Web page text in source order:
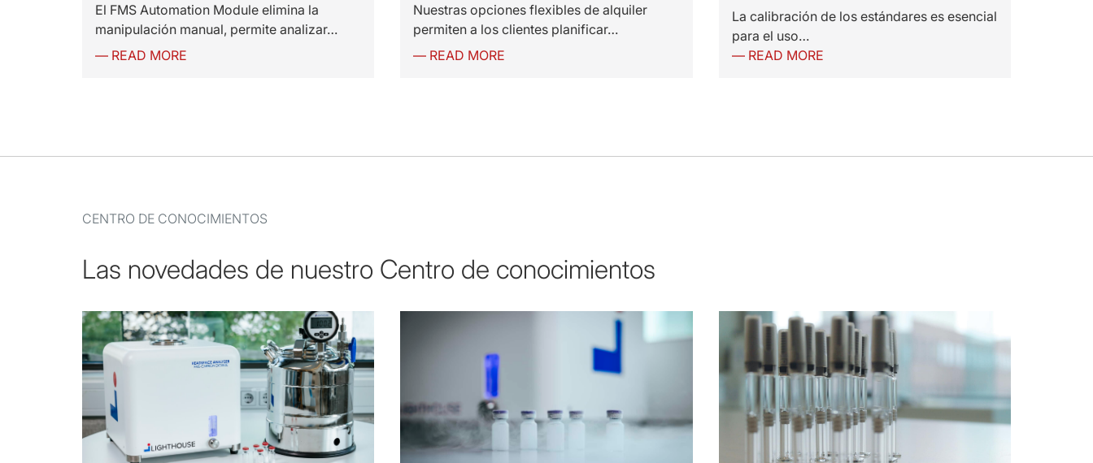
El FMS Automation Module elimina la
manipulación manual, permite analizar…
— READ MORE
Nuestras opciones flexibles de alquiler
permiten a los clientes planificar…
— READ MORE
La calibración de los estándares es esencial
para el uso…
— READ MORE
CENTRO DE CONOCIMIENTOS
Las novedades de nuestro Centro de conocimientos